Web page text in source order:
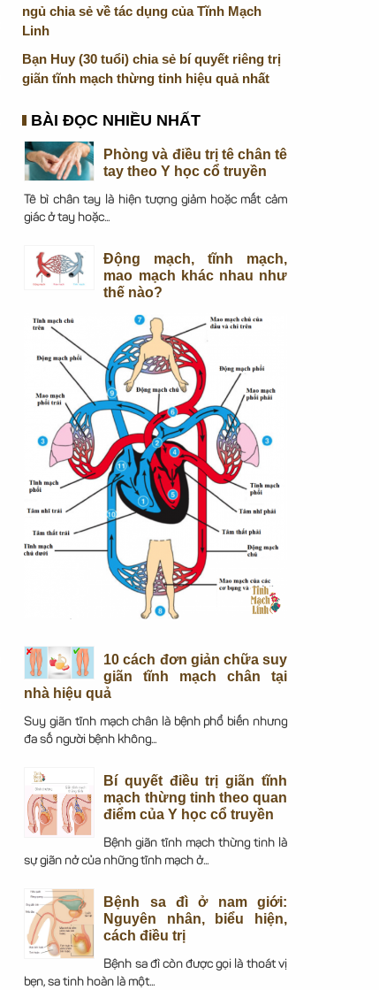
ngủ chia sẻ về tác dụng của Tĩnh Mạch
Linh
Bạn Huy (30 tuổi) chia sẻ bí quyết riêng trị
giãn tĩnh mạch thừng tinh hiệu quả nhất
BÀI ĐỌC NHIỀU NHẤT
Phòng và điều trị tê chân tê
tay theo Y học cổ truyền
Tê bì chân tay là hiện tượng giảm hoặc mất cảm
giác ở tay hoặc...
Động mạch, tĩnh mạch,
mao mạch khác nhau như
thế nào?
10 cách đơn giản chữa suy
giãn tĩnh mạch chân tại
nhà hiệu quả
Suy giãn tĩnh mạch chân là bệnh phổ biến nhưng
đa số người bệnh không...
Bí quyết điều trị giãn tĩnh
mạch thừng tinh theo quan
điểm của Y học cổ truyền
Bệnh giãn tĩnh mạch thừng tinh là
sự giãn nở của những tĩnh mạch ở...
Bệnh sa đì ở nam giới:
Nguyên nhân, biểu hiện,
cách điều trị
Bệnh sa đì còn được gọi là thoát vị
bẹn, sa tinh hoàn là một...